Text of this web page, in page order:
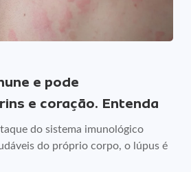
e pode
e coração. Entenda
do sistema imunológico
do próprio corpo, o lúpus é